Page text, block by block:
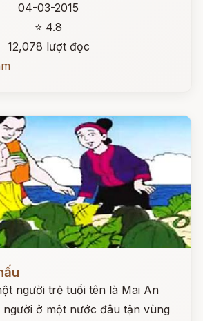
04-03-2015
⭐ 4.8
12,078 lượt đọc
người trẻ tuổi tên là Mai An
người ở một nước đâu tận vùng